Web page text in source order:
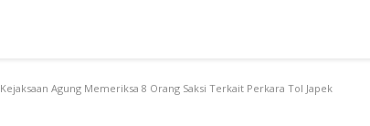
Kejaksaan Agung Memeriksa 8 Orang Saksi Terkait Perkara Tol Japek